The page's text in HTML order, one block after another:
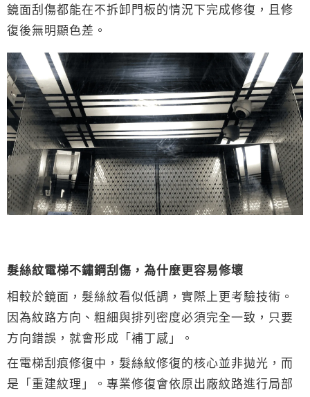
鏡面刮傷都能在不拆卸門板的情況下完成修復，且修
復後無明顯色差。
髮絲紋電梯不鏽鋼刮傷，為什麼更容易修壞
相較於鏡面，髮絲紋看似低調，實際上更考驗技術。
因為紋路方向、粗細與排列密度必須完全一致，只要
方向錯誤，就會形成「補丁感」。
在電梯刮痕修復中，髮絲紋修復的核心並非拋光，而
是「重建紋理」。專業修復會依原出廠紋路進行局部